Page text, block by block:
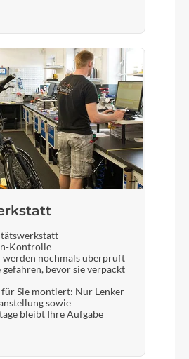
Kontrolle
werden nochmals überprüft
bevor sie verpackt
Sie montiert: Nur Lenker-
sowie
bleibt Ihre Aufgabe